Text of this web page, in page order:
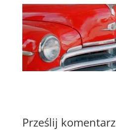
Prześlij komentarz